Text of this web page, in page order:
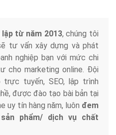
từ năm 2013, chúng tôi
tư vấn xây dựng và phát
nghiệp bạn với mức chi
cho marketing online. Đội
tuyến, SEO, lập trình
được đào tạo bài bản tại
uy tín hàng năm, luôn đem
phẩm/ dịch vụ chất